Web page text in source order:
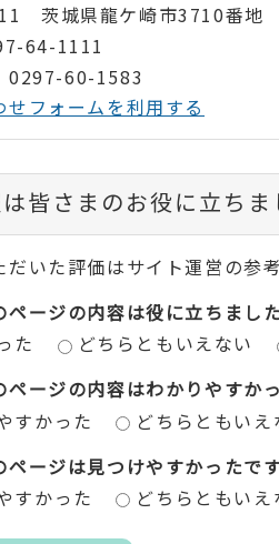
茨城県龍ケ崎市3710番地
64-1111
0297-60-1583
せフォームを利用する
皆さまのお役に立ちま
だいた評価はサイト運営の参
ページの内容は役に立ちまし
た
どちらともいえない
ページの内容はわかりやすか
すかった
どちらともいえ
ページは見つけやすかったで
すかった
どちらともいえ